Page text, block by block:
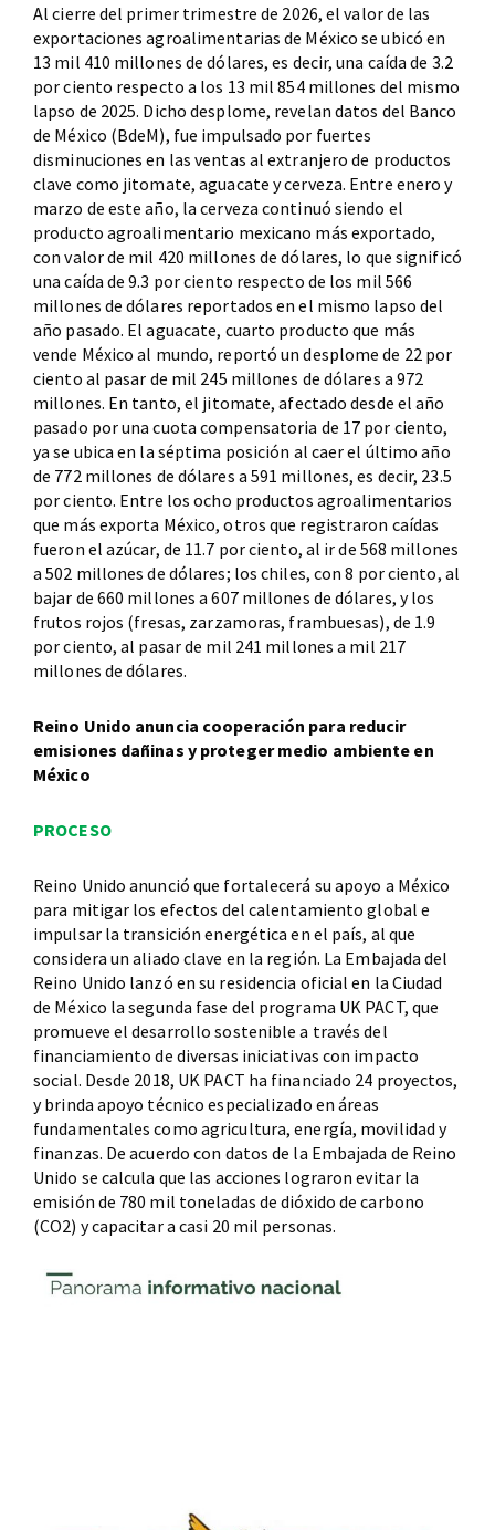
Al cierre del primer trimestre de 2026, el valor de las
exportaciones agroalimentarias de México se ubicó en
13 mil 410 millones de dólares, es decir, una caída de 3.2
por ciento respecto a los 13 mil 854 millones del mismo
lapso de 2025. Dicho desplome, revelan datos del Banco
de México (BdeM), fue impulsado por fuertes
disminuciones en las ventas al extranjero de productos
clave como jitomate, aguacate y cerveza. Entre enero y
marzo de este año, la cerveza continuó siendo el
producto agroalimentario mexicano más exportado,
con valor de mil 420 millones de dólares, lo que significó
una caída de 9.3 por ciento respecto de los mil 566
millones de dólares reportados en el mismo lapso del
año pasado. El aguacate, cuarto producto que más
vende México al mundo, reportó un desplome de 22 por
ciento al pasar de mil 245 millones de dólares a 972
millones. En tanto, el jitomate, afectado desde el año
pasado por una cuota compensatoria de 17 por ciento,
ya se ubica en la séptima posición al caer el último año
de 772 millones de dólares a 591 millones, es decir, 23.5
por ciento. Entre los ocho productos agroalimentarios
que más exporta México, otros que registraron caídas
fueron el azúcar, de 11.7 por ciento, al ir de 568 millones
a 502 millones de dólares; los chiles, con 8 por ciento, al
bajar de 660 millones a 607 millones de dólares, y los
frutos rojos (fresas, zarzamoras, frambuesas), de 1.9
por ciento, al pasar de mil 241 millones a mil 217
millones de dólares.
Reino Unido anuncia cooperación para reducir
emisiones dañinas y proteger medio ambiente en
México
PROCESO
Reino Unido anunció que fortalecerá su apoyo a México
para mitigar los efectos del calentamiento global e
impulsar la transición energética en el país, al que
considera un aliado clave en la región. La Embajada del
Reino Unido lanzó en su residencia oficial en la Ciudad
de México la segunda fase del programa UK PACT, que
promueve el desarrollo sostenible a través del
financiamiento de diversas iniciativas con impacto
social. Desde 2018, UK PACT ha financiado 24 proyectos,
y brinda apoyo técnico especializado en áreas
fundamentales como agricultura, energía, movilidad y
finanzas. De acuerdo con datos de la Embajada de Reino
Unido se calcula que las acciones lograron evitar la
emisión de 780 mil toneladas de dióxido de carbono
(CO2) y capacitar a casi 20 mil personas.